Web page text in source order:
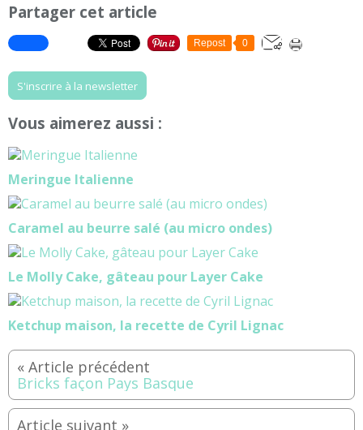
Partager cet article
Repost 0
S'inscrire à la newsletter
Vous aimerez aussi :
Meringue Italienne
Caramel au beurre salé (au micro ondes)
Le Molly Cake, gâteau pour Layer Cake
Ketchup maison, la recette de Cyril Lignac
Bricks façon Pays Basque